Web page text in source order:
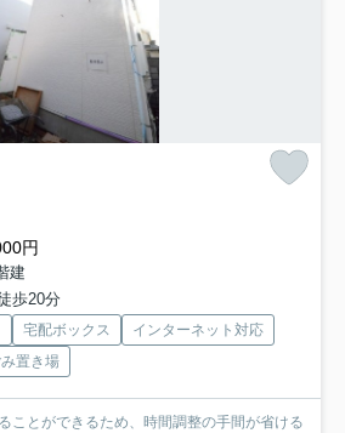
円
建
歩20分
宅配ボックス
インターネット対応
置き場
ことができるため、時間調整の手間が省ける